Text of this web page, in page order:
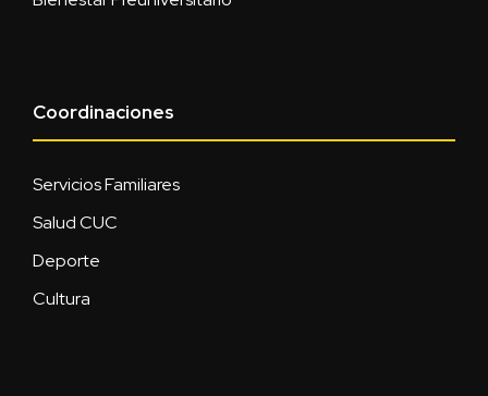
Coordinaciones
Servicios Familiares
Salud CUC
Deporte
Cultura